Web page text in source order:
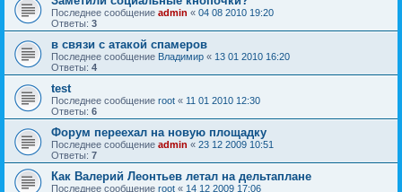
Последнее сообщение admin « 04 08 2010 19:20
Ответы: 3
в связи с атакой спамеров
Последнее сообщение Владимир « 13 01 2010 16:20
Ответы: 4
test
Последнее сообщение root « 11 01 2010 12:30
Ответы: 6
Форум переехал на новую площадку
Последнее сообщение admin « 23 12 2009 10:51
Ответы: 7
Как Валерий Леонтьев летал на дельтаплане
Последнее сообщение root « 14 12 2009 17:06